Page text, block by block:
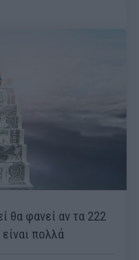
θα φανεί αν τα 222
πολλά